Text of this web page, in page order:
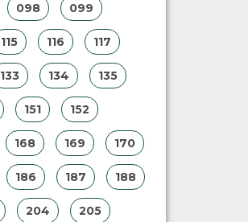
098 099
115 116 117
133 134 135
151 152
168 169 170
186 187 188
204 205